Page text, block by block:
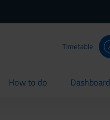
Timetable
How to do
current Dashboard
current